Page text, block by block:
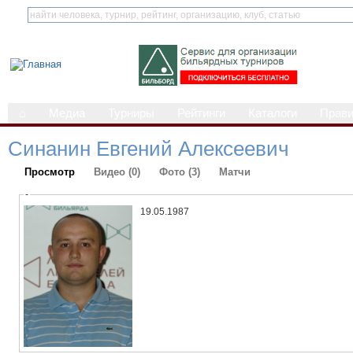
Синанин Евгений Алексеевич
Просмотр Видео (0) Фото (3) Матчи
-
19.05.1987